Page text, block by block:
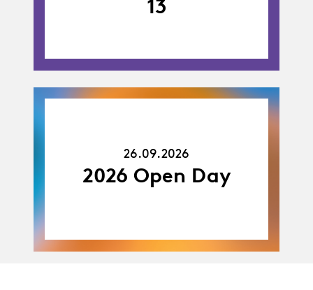
13
26.09.2026
2026 Open Day